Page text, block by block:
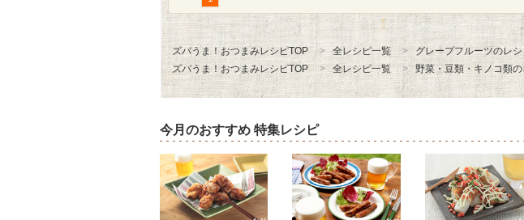
ズバうま！おつまみレシピTOP 全レシピ一覧
グレープフルーツのレ
ズバうま！おつまみレシピTOP
全レシピ一覧 野菜・豆類・キノコ類
今月のおすすめ 特集レシピ